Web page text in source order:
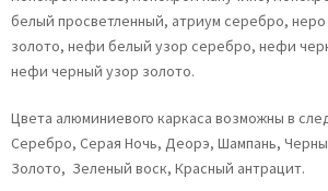
белый просветленный, атриум серебро,
золото, нефи белый узор серебро, нефи
нефи черный узор золото.
Цвета алюминиевого каркаса возможны в
Серебро, Серая Ночь, Деорэ, Шампань,
Золото, Зеленый воск, Красный антрацит.